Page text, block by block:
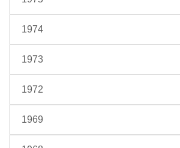
1974
1973
1972
1969